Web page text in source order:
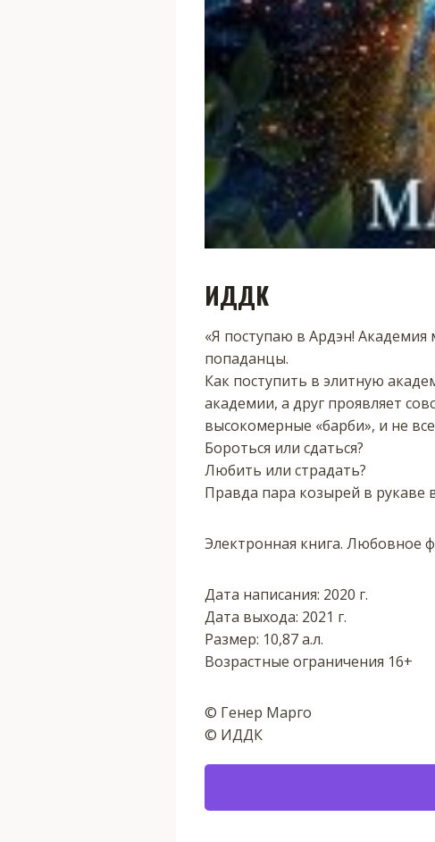
ИДДК
«Я поступаю в Ардэн!
попаданцы.
Как поступить в элитную
академии, а друг проявляет
высокомерные «барби», и не
Бороться или сдаться?
Любить или страдать?
Правда пара козырей в рукаве
Электронная книга. Любовное
Дата написания: 2020 г.
Дата выхода: 2021 г.
Размер: 10,87 а.л.
Возрастные ограничения 16+
© Генер Марго
© ИДДК